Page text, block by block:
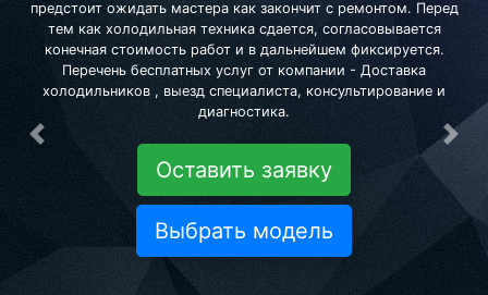
предстоит ожидать мастера как закончит с ремонтом. Перед
тем как холодильная техника сдается, согласовывается
конечная стоимость работ и в дальнейшем фиксируется.
Перечень бесплатных услуг от компании - Доставка
холодильников , выезд специалиста, консультирование и
диагностика.
Оставить заявку
Выбрать модель
Предыдущая